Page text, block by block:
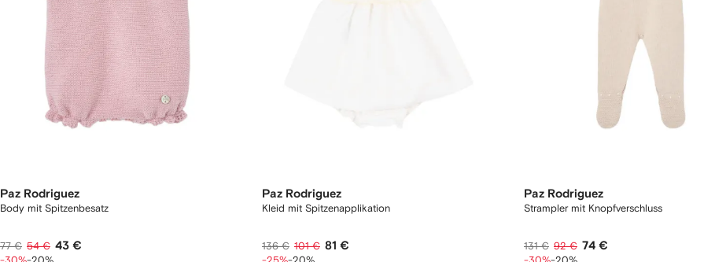
Paz Rodriguez
Body mit Spitzenbesatz
77 € 54 € 43 €
Paz Rodriguez
Kleid mit Spitzenapplikation
136 € 101 € 81 €
Paz Rodriguez
Strampler mit Knopfverschluss
131 € 92 € 74 €